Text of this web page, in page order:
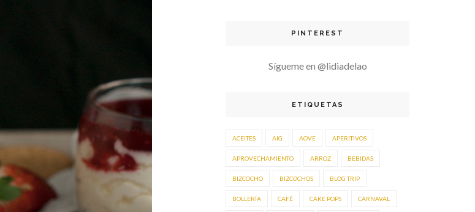
PINTEREST
Sígueme en @lidiadelao
ETIQUETAS
ACEITES AIG AOVE APERITIVOS
APROVECHAMIENTO ARROZ BEBIDAS
BIZCOCHO BIZCOCHOS BLOG TRIP
BOLLERÍA CAFÉ CAKE POPS CARNAVAL